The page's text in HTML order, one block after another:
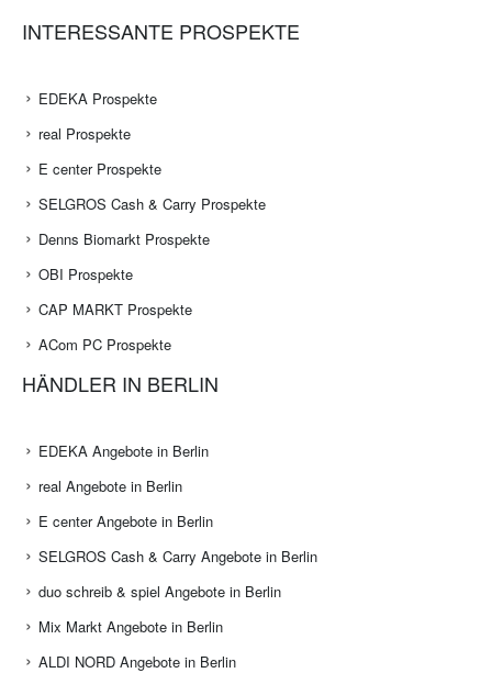
INTERESSANTE PROSPEKTE
EDEKA Prospekte
real Prospekte
E center Prospekte
SELGROS Cash & Carry Prospekte
Denns Biomarkt Prospekte
OBI Prospekte
CAP MARKT Prospekte
ACom PC Prospekte
HÄNDLER IN BERLIN
EDEKA Angebote in Berlin
real Angebote in Berlin
E center Angebote in Berlin
SELGROS Cash & Carry Angebote in Berlin
duo schreib & spiel Angebote in Berlin
Mix Markt Angebote in Berlin
ALDI NORD Angebote in Berlin